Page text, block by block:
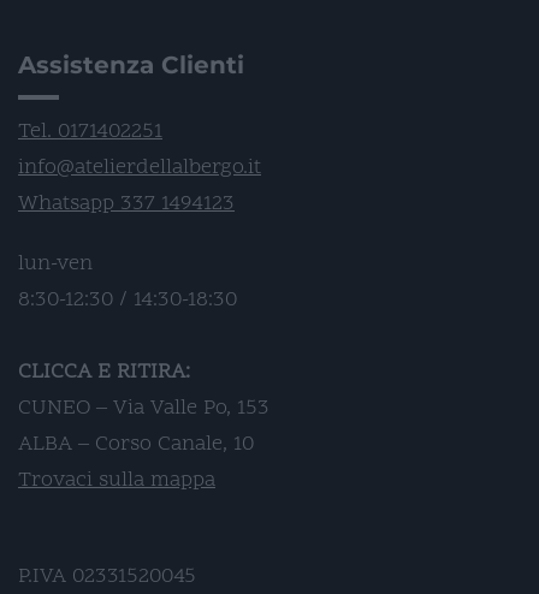
Assistenza Clienti
Tel. 0171402251
info@atelierdellalbergo.it
Whatsapp 337 1494123
lun-ven
8:30-12:30 / 14:30-18:30
CLICCA E RITIRA:
CUNEO – Via Valle Po, 153
ALBA – Corso Canale, 10
Trovaci sulla mappa
P.IVA 02331520045